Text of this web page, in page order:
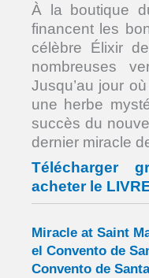
À la boutique
financent les
célèbre Élixir
nombreuses
Jusqu’au jour
une herbe
succès du
dernier miracle
Télécharger
acheter le
Miracle at Saint
el Convento de
Convento de